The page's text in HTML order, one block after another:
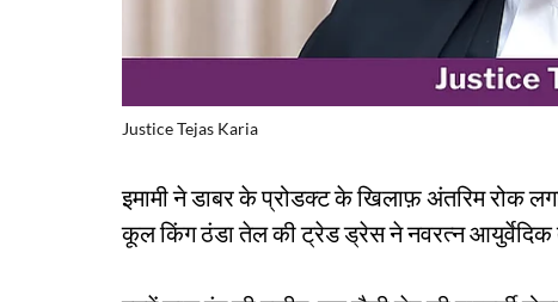
Justice Tejas Karia
इमामी ने डाबर के प्रोडक्ट के खिलाफ़ अंतरिम रोक
कूल किंग ठंडा तेल की ट्रेड ड्रेस ने नवरत्न